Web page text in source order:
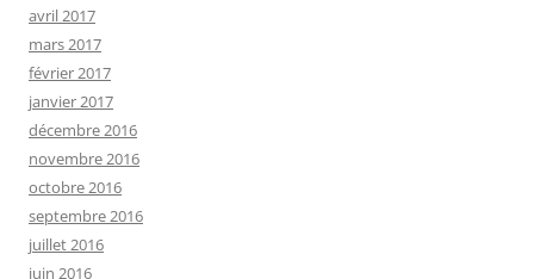
avril 2017
mars 2017
février 2017
janvier 2017
décembre 2016
novembre 2016
octobre 2016
septembre 2016
juillet 2016
juin 2016